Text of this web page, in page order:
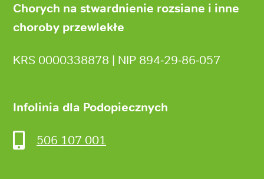
Chorych na stwardnienie rozsiane i inne
choroby przewlekłe
KRS 0000338878 | NIP 894‑29‑86‑057
Infolinia dla Podopiecznych
506 107 001